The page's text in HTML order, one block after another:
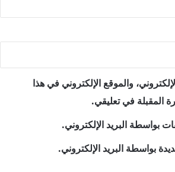
والموقع الإلكتروني في هذا
المقبلة في تعليقي.
بواسطة البريد الإلكتروني.
بواسطة البريد الإلكتروني.